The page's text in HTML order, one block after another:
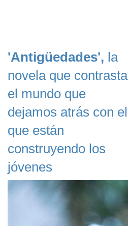
'Antigüedades', la
novela que contrasta
el mundo que
dejamos atrás con el
que están
construyendo los
jóvenes